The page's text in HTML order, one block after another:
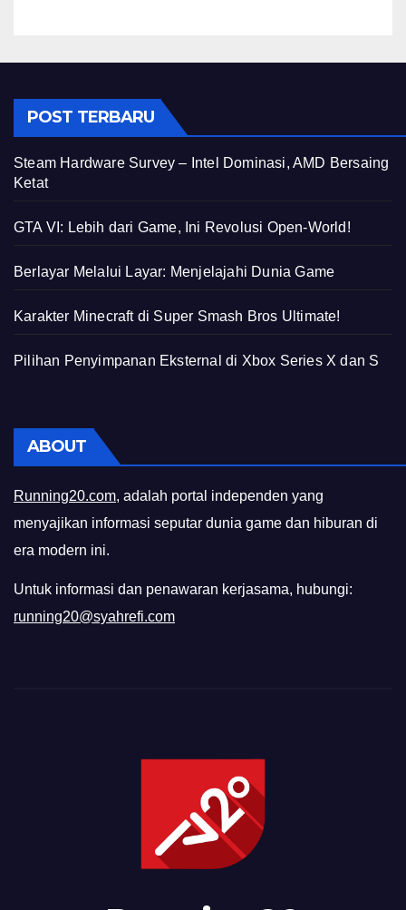
POST TERBARU
Steam Hardware Survey – Intel Dominasi, AMD Bersaing
Ketat
GTA VI: Lebih dari Game, Ini Revolusi Open-World!
Berlayar Melalui Layar: Menjelajahi Dunia Game
Karakter Minecraft di Super Smash Bros Ultimate!
Pilihan Penyimpanan Eksternal di Xbox Series X dan S
ABOUT
Running20.com, adalah portal independen yang
menyajikan informasi seputar dunia game dan hiburan di
era modern ini.
Untuk informasi dan penawaran kerjasama, hubungi:
running20@syahrefi.com